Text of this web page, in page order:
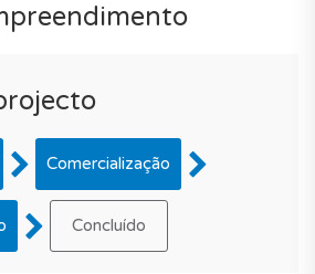
Comercialização
Concluído